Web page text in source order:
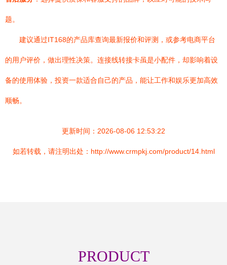
题。
建议通过IT168的产品库查询最新报价和评测，或参考电商平台
的用户评价，做出理性决策。连接线转接卡虽是小配件，却影响着设
备的使用体验，投资一款适合自己的产品，能让工作和娱乐更加高效
顺畅。
更新时间：2026-08-06 12:53:22
如若转载，请注明出处：http://www.crmpkj.com/product/14.html
PRODUCT